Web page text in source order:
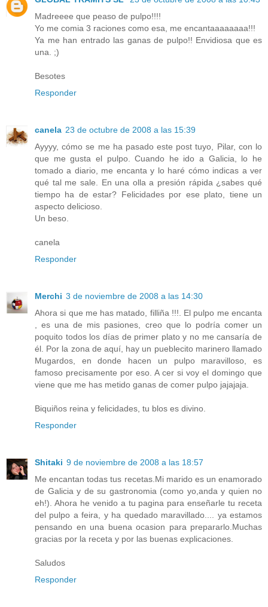
Madreeee que peaso de pulpo!!!!
Yo me comia 3 raciones como esa, me encantaaaaaaaa!!!
Ya me han entrado las ganas de pulpo!! Envidiosa que es
una. ;)
Besotes
Responder
canela 23 de octubre de 2008 a las 15:39
Ayyyy, cómo se me ha pasado este post tuyo, Pilar, con lo
que me gusta el pulpo. Cuando he ido a Galicia, lo he
tomado a diario, me encanta y lo haré cómo indicas a ver
qué tal me sale. En una olla a presión rápida ¿sabes qué
tiempo ha de estar? Felicidades por ese plato, tiene un
aspecto delicioso.
Un beso.
canela
Responder
Merchi 3 de noviembre de 2008 a las 14:30
Ahora si que me has matado, filliña !!!. El pulpo me encanta
, es una de mis pasiones, creo que lo podría comer un
poquito todos los días de primer plato y no me cansaría de
él. Por la zona de aquí, hay un pueblecito marinero llamado
Mugardos, en donde hacen un pulpo maravilloso, es
famoso precisamente por eso. A cer si voy el domingo que
viene que me has metido ganas de comer pulpo jajajaja.
Biquiños reina y felicidades, tu blos es divino.
Responder
Shitaki 9 de noviembre de 2008 a las 18:57
Me encantan todas tus recetas.Mi marido es un enamorado
de Galicia y de su gastronomia (como yo,anda y quien no
eh!). Ahora he venido a tu pagina para enseñarle tu receta
del pulpo a feira, y ha quedado maravillado.... ya estamos
pensando en una buena ocasion para prepararlo.Muchas
gracias por la receta y por las buenas explicaciones.
Saludos
Responder